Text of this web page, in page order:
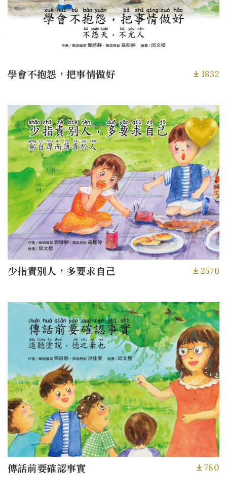
學會不抱怨，把事情做好 1832
少指責別人，多要求自己 2576
傳話前要確認事實 780